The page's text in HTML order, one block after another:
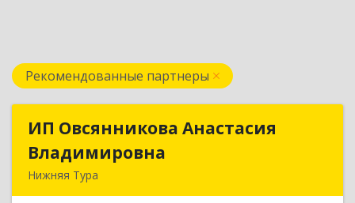
Рекомендованные партнеры
ИП Овсянникова Анастасия
Владимировна
Нижняя Тура
ИП Овсянникова Анастасия